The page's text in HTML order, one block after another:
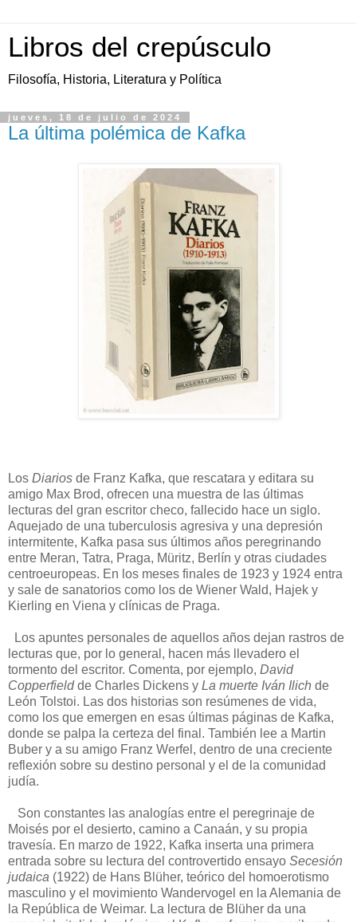
Libros del crepúsculo
Filosofía, Historia, Literatura y Política
jueves, 18 de julio de 2024
La última polémica de Kafka
Los Diarios de Franz Kafka, que rescatara y editara su
amigo Max Brod, ofrecen una muestra de las últimas
lecturas del gran escritor checo, fallecido hace un siglo.
Aquejado de una tuberculosis agresiva y una depresión
intermitente, Kafka pasa sus últimos años peregrinando
entre Meran, Tatra, Praga, Müritz, Berlín y otras ciudades
centroeuropeas. En los meses finales de 1923 y 1924 entra
y sale de sanatorios como los de Wiener Wald, Hajek y
Kierling en Viena y clínicas de Praga.
Los apuntes personales de aquellos años dejan rastros de
lecturas que, por lo general, hacen más llevadero el
tormento del escritor. Comenta, por ejemplo, David
Copperfieldde Charles Dickens y La muerte Iván Ilich de
León Tolstoi. Las dos historias son resúmenes de vida,
como los que emergen en esas últimas páginas de Kafka,
donde se palpa la certeza del final. También lee a Martin
Buber y a su amigo Franz Werfel, dentro de una creciente
reflexión sobre su destino personal y el de la comunidad
judía.
Son constantes las analogías entre el peregrinaje de
Moisés por el desierto, camino a Canaán, y su propia
travesía. En marzo de 1922, Kafka inserta una primera
entrada sobre su lectura del controvertido ensayo Secesión
judaica (1922) de Hans Blüher, teórico del homoerotismo
masculino y el movimiento Wandervogel en la Alemania de
la República de Weimar. La lectura de Blüher da una